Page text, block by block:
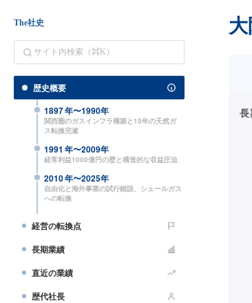
The社史
歴史概要
1897年〜1990年
関西圏のガスインフラ構築と15年の天然ガ
ス転換完遂
1991 年〜2009年
経常利益1000億円の壁と構造的な収益圧迫
2010年〜2025年
自由化と海外事業の試行錯誤、シェールガス
への転換
経営の転換点
長期業績
直近の業績
歴代社長
長